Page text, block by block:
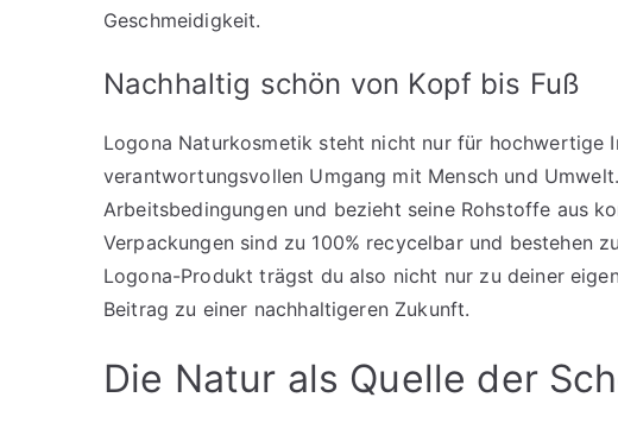
Geschmeidigkeit.
Nachhaltig schön von Kopf bis Fuß
Logona Naturkosmetik steht nicht nur für hochwertige
verantwortungsvollen Umgang mit Mensch und
Arbeitsbedingungen und bezieht seine Rohstoffe aus
Verpackungen sind zu 100% recycelbar und bestehen
Logona-Produkt trägst du also nicht nur zu deiner
Beitrag zu einer nachhaltigeren Zukunft.
Die Natur als Quelle der